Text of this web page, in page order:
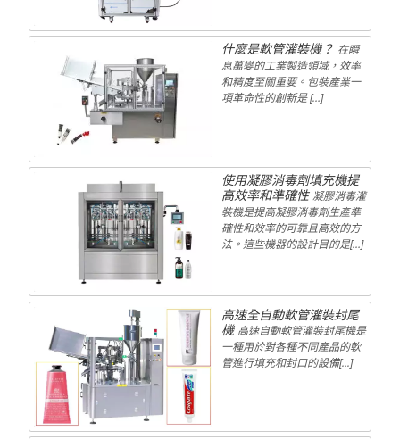
什麼是軟管灌裝機？ 在瞬
息萬變的工業製造領域，效率
和精度至關重要。包裝產業一
項革命性的創新是 […]
使用凝膠消毒劑填充機提
高效率和準確性 凝膠消毒灌
裝機是提高凝膠消毒劑生產準
確性和效率的可靠且高效的方
法。這些機器的設計目的是[…]
高速全自動軟管灌裝封尾
機 高速自動軟管灌裝封尾機是
一種用於對各種不同產品的軟
管進行填充和封口的設備[...]